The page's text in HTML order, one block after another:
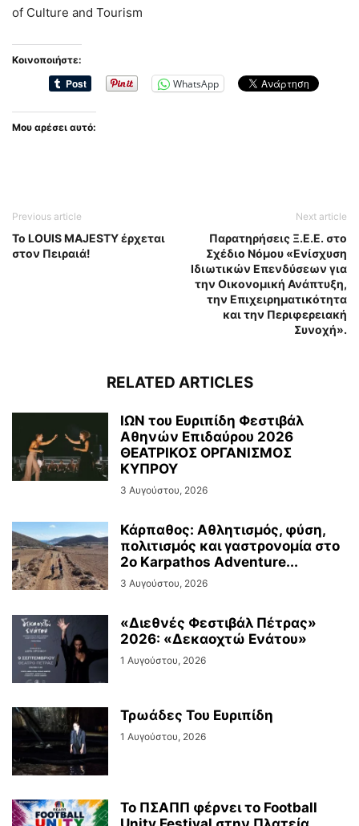
of Culture and Tourism
Κοινοποιήστε:
WhatsApp
Μου αρέσει αυτό:
Previous article
Το LOUIS MAJESTY έρχεται
στον Πειραιά!
Next article
Παρατηρήσεις Ξ.Ε.Ε. στο
Σχέδιο Νόμου «Ενίσχυση
Ιδιωτικών Επενδύσεων για
την Οικονομική Ανάπτυξη,
την Επιχειρηματικότητα
και την Περιφερειακή
Συνοχή».
RELATED ARTICLES
ΙΩΝ του Ευριπίδη Φεστιβάλ
Αθηνών Επιδαύρου 2026
ΘΕΑΤΡΙΚΟΣ ΟΡΓΑΝΙΣΜΟΣ
ΚΥΠΡΟΥ
3 Αυγούστου, 2026
Κάρπαθος: Αθλητισμός, φύση,
πολιτισμός και γαστρονομία στο
2ο Karpathos Adventure...
3 Αυγούστου, 2026
«Διεθνές Φεστιβάλ Πέτρας»
2026: «Δεκαοχτώ Ενάτου»
1 Αυγούστου, 2026
Τρωάδες Του Ευριπίδη
1 Αυγούστου, 2026
Το ΠΣΑΠΠ φέρνει το Football